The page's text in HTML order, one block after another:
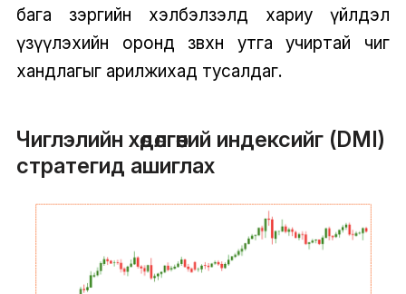
бага зэргийн хэлбэлзэлд хариу үйлдэл
үзүүлэхийн оронд зөвхөн утга учиртай чиг
хандлагыг арилжихад тусалдаг.
Чиглэлийн хөдөлгөөний индексийг (DMI)
стратегид ашиглах